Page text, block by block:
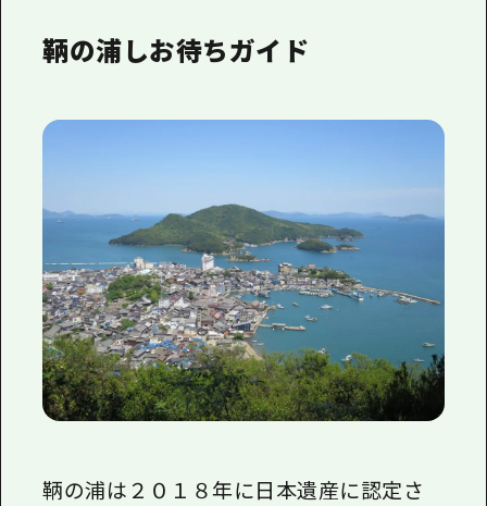
鞆の浦しお待ちガイド
鞆の浦は２０１８年に日本遺産に認定さ